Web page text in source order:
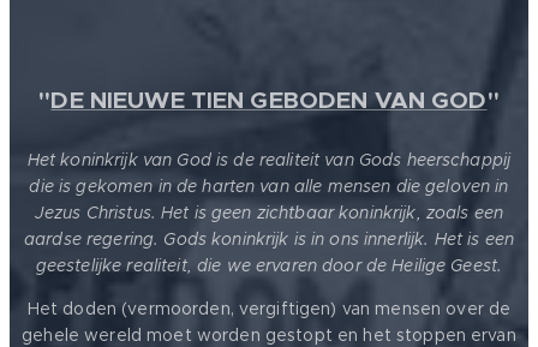
"DE NIEUWE TIEN GEBODEN VAN GOD"
Het koninkrijk van God is de realiteit van Gods heerschappij
die is gekomen in de harten van alle mensen die geloven in
Jezus Christus. Het is geen zichtbaar koninkrijk, zoals een
aardse regering. Gods koninkrijk is in ons innerlijk. Het is een
geestelijke realiteit, die we ervaren door de Heilige Geest.
Het doden (vermoorden, vergiftigen) van mensen over de
gehele wereld moet worden gestopt en het stoppen ervan